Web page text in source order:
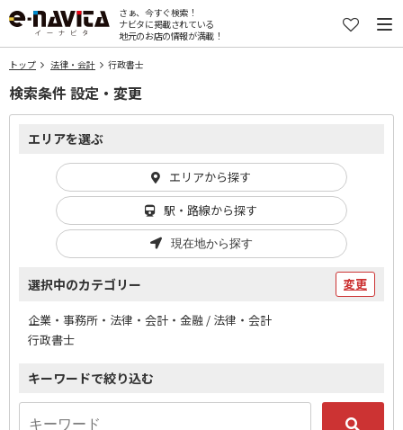
さぁ、今すぐ検索！
ナビタに掲載されている
地元のお店の情報が満載！
トップ 法律・会計 行政書士
検索条件 設定・変更
エリアを選ぶ
エリアから探す
駅・路線から探す
現在地から探す
選択中のカテゴリー 変更
企業・事務所・法律・会計・金融 / 法律・会計
行政書士
キーワードで絞り込む